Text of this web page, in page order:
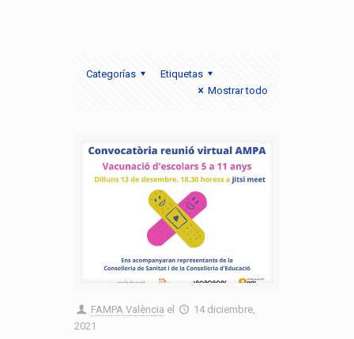
Categorías
Etiquetas
Mostrar todo
FAMPA València el
14 diciembre,
2021